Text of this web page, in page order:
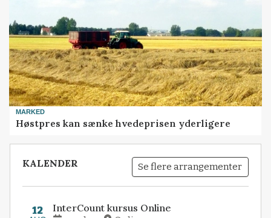
MARKED
Høstpres kan sænke hvedeprisen yderligere
KALENDER Se flere arrangementer
12 InterCount kursus Online